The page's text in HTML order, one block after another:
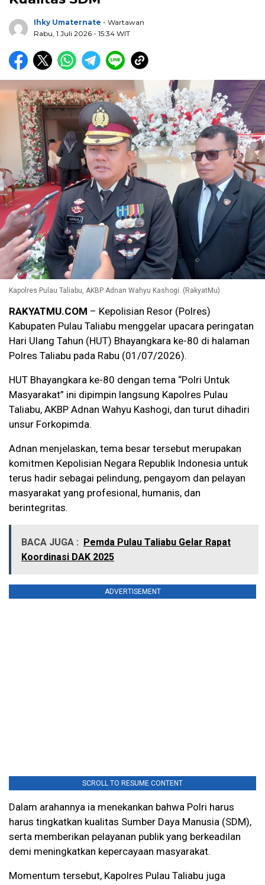
Ihky Umaternate - Wartawan
Rabu, 1 Juli 2026 - 15:34 WIT
Kapolres Pulau Taliabu, AKBP Adnan Wahyu Kashogi. (RakyatMu)
RAKYATMU.COM – Kepolisian Resor (Polres)
Kabupaten Pulau Taliabu menggelar upacara peringatan
Hari Ulang Tahun (HUT) Bhayangkara ke-80 di halaman
Polres Taliabu pada Rabu (01/07/2026).
HUT Bhayangkara ke-80 dengan tema “Polri Untuk
Masyarakat” ini dipimpin langsung Kapolres Pulau
Taliabu, AKBP Adnan Wahyu Kashogi, dan turut dihadiri
unsur Forkopimda.
Adnan menjelaskan, tema besar tersebut merupakan
komitmen Kepolisian Negara Republik Indonesia untuk
terus hadir sebagai pelindung, pengayom dan pelayan
masyarakat yang profesional, humanis, dan
berintegritas.
BACA JUGA :
Pemda Pulau Taliabu Gelar Rapat
Koordinasi DAK 2025
ADVERTISEMENT
SCROLL TO RESUME CONTENT
Dalam arahannya ia menekankan bahwa Polri harus
harus tingkatkan kualitas Sumber Daya Manusia (SDM),
serta memberikan pelayanan publik yang berkeadilan
demi meningkatkan kepercayaan masyarakat.
Momentum tersebut, Kapolres Pulau Taliabu juga